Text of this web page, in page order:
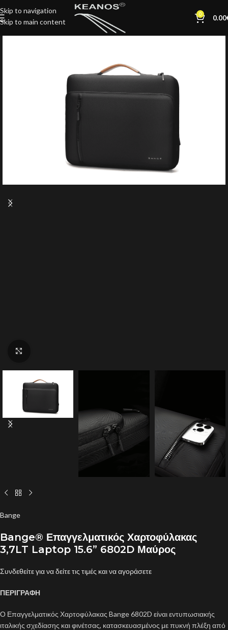
Skip to navigation
Skip to main content
0 0.00
Bange
Bange® Επαγγελματικός Χαρτοφύλακας
3,7LT Laptop 15.6” 6802D Μαύρος
Συνδεθείτε για να δείτε τις τιμές και να αγοράσετε
ΠΕΡΙΓΡΑΦΗ
Ο Επαγγελματικός Χαρτοφύλακας Bange 6802D είναι εντυπωσιακής
ιταλικής σχεδίασης και φινέτσας, κατασκευασμένος με πυκνή πλέξη από